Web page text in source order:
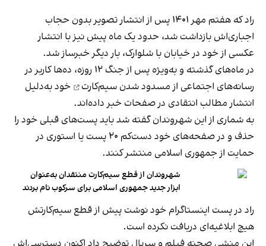
راد که هفتم مهر ۱۴۰۱ پس از انتشار تصویر بدون حجاب
اجباری‌اش بازداشت شد، حدود یک ماه پیش نیز با انتشار
عکسی از خود در خیابان با شلوارک، بار دیگر خبرساز شد.
در ماه‌های گذشته و به‌ویژه پس از جنگ ۱۲ روزه، ده‌ها کاربر در
رسانه‌های اجتماعی ازمسدود شدن سیم‌کارت
خود به‌دلیل
انتشار مطالب انتقادی در صفحات خبر داده‌اند.
به شماری از این شهروندان گفته شد باید پست‌های قبلی خود را
حذف و در صفحه‌های خود دست‌کم ۲۰ پست یا استوری در
حمایت از جمهوری اسلامی منتشر کنند.
شهروندان از قطع سیم‌کارت منتقدان به‌عنوان
ابزار جدید جمهوری اسلامی برای سرکوب نام بردند
راد در پست اینستاگرام خود نوشت پیش از قطع سیم‌کارتش
هیچ ابلاغیه‌ای دریافت نکرده است.